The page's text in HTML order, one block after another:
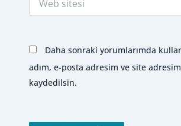
sitesi
Daha sonraki yorumlarımda
adım, e-posta adresim ve site adresim
kaydedilsin.